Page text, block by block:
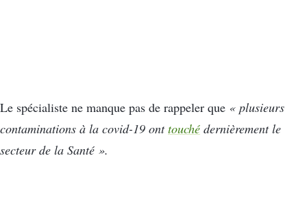
Le spécialiste ne manque pas de rappeler que « plusieurs
contaminations à la covid-19 onttouché dernièrement le
secteur de la Santé ».